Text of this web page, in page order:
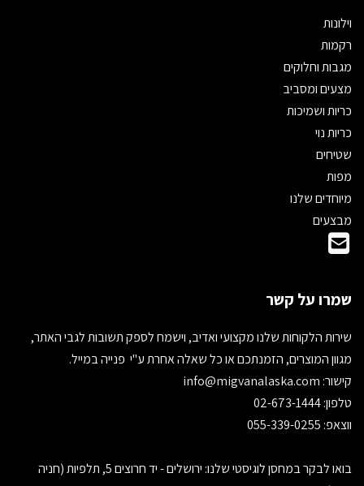
וילונות
רקמות
מגבות וחלוקים
מצעים ומסביב
כריות ושמיכות
כריות נוי
שטיחים
מפות
מיוחדים שלנו
מבצעים
שמרו על קשר
שירות הלקוחות שלנו מקצועי ואדיב, וישמח לספק תשובות לגבי האתר,
מגוון המוצרים, הזמנתכם או כל שאלה אחרת ע"י פנייה במייל.
קישור:
טלפון: 02-673-1444
ווצאפ: 055-339-0255
בואו לבקר במחסן לוגיסטי שלנו: ירושלים - יד חרוצים 5, תלפיות (חניה